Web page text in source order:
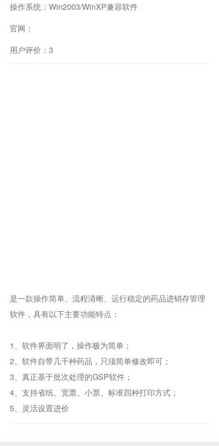
操作系统：Win2003/WinXP兼容软件
官网：
用户评价：3
是一款操作简单、流程清晰、运行稳定的药品进销存管理
软件，具有以下主要功能特点：
1、软件界面明了，操作极为简单；
2、软件自带几千种药品，只须简单修改即可；
3、真正基于批次处理的GSP软件；
4、支持省纸、宽票、小票、标准四种打印方式；
5、灵活设置进价